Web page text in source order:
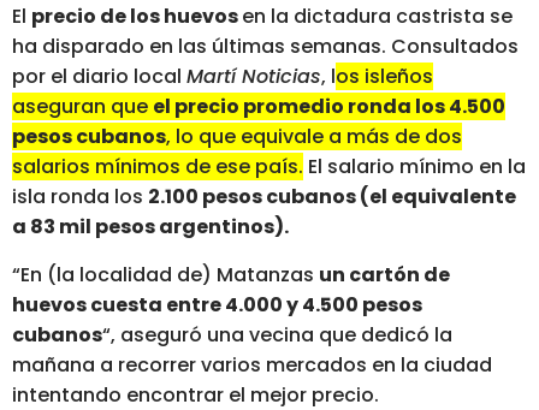
El precio de los huevosen la dictadura castrista se
ha disparado en las últimas semanas. Consultados
por el diario local Martí Noticias, los isleños
aseguran que el precio promedio ronda los 4.500
pesos cubanos, lo que equivale a más de dos
salarios mínimos de ese país. El salario mínimo en la
isla ronda los 2.100 pesos cubanos (el equivalente
a 83 mil pesos argentinos).
“En (la localidad de) Matanzas un cartón de
huevos cuesta entre 4.000 y 4.500 pesos
cubanos“, aseguró una vecina que dedicó la
mañana a recorrer varios mercados en la ciudad
intentando encontrar el mejor precio.